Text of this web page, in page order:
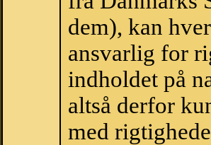
dem), kan
ansvarlig for
indholdet på
altså derfor
med